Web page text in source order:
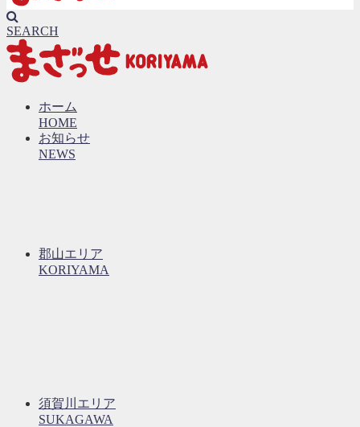
SEARCH
ホーム
HOME
お知らせ
NEWS
郡山エリア
KORIYAMA
須賀川エリア
SUKAGAWA